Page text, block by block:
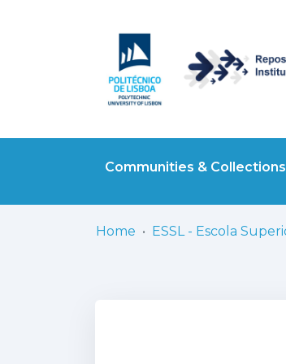
Communities & Collections
Home